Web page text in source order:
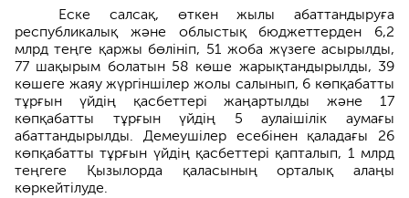
Еске салсақ, өткен жылы абаттандыруға
республикалық және облыстық бюджеттерден 6,2
млрд теңге қаржы бөлініп, 51 жоба жүзеге асырылды,
77 шақырым болатын 58 көше жарықтандырылды, 39
көшеге жаяу жүргіншілер жолы салынып, 6 көпқабатты
тұрғын үйдің қасбеттері жаңартылды және 17
көпқабатты тұрғын үйдің 5 аулаішілік аумағы
абаттандырылды. Демеушілер есебінен қаладағы 26
көпқабатты тұрғын үйдің қасбеттері қапталып, 1 млрд
теңгеге Қызылорда қаласының орталық алаңы
көркейтілуде.